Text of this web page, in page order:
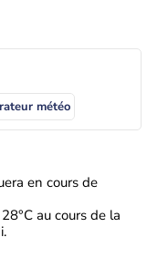
météo
en cours de
au cours de la